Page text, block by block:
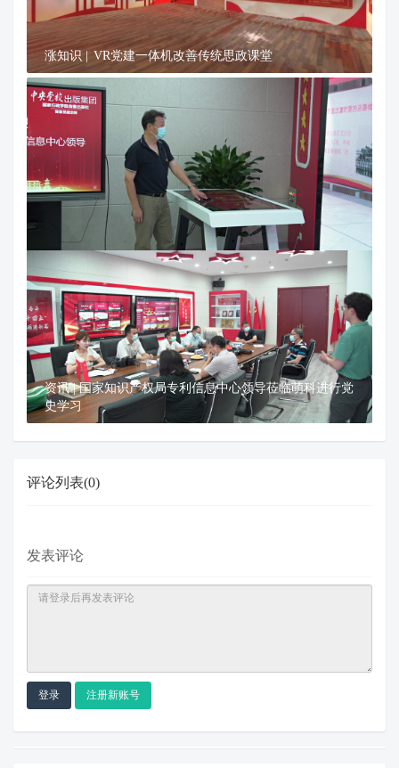
涨知识 | VR党建一体机改善传统思政课堂
资讯 | 国家知识产权局专利信息中心领导莅临萌科进行党
史学习
评论列表(0)
发表评论
登录 注册新账号